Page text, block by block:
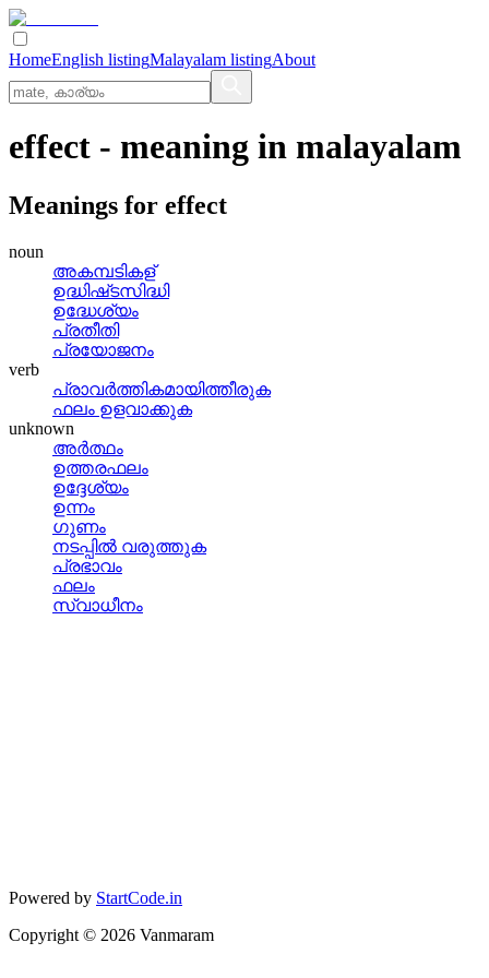
HomeEnglish listingMalayalam listingAbout
effect - meaning in malayalam
Meanings for effect
noun
അകമ്പടികള്
ഉദ്ധിഷ്‌ടസിദ്ധി
ഉദ്ധേശ്യം
പ്രതീതി
പ്രയോജനം
verb
പ്രാവര്‍ത്തികമായിത്തീരുക
ഫലം ഉളവാക്കുക
unknown
അര്‍ത്ഥം
ഉത്തരഫലം
ഉദ്ദേശ്യം
ഉന്നം
ഗുണം
നടപ്പില്‍ വരുത്തുക
പ്രഭാവം
ഫലം
സ്വാധീനം
Powered by StartCode.in
Copyright © 2026 Vanmaram